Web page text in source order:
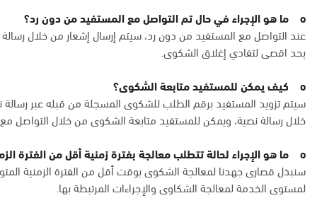
o ما هو الإجراء في حال تم التواصل مع المستفيد من دون رد؟
بحد اقصى لتفادي إغلاق الشكوى.
o كيف يمكن للمستفيد متابعة الشكوى؟
سيتم تزويد المستفيد برقم الطلب للشكوى المسجلة من قبله عبر
خلال رسالة نصية، ويمكن للمستفيد متابعة الشكوى من خلال التواصل
o ما هو الإجراء لحالة تتطلب معالجة بفترة زمنية أقل من الفترة الزمنية المتوقعة لمعالجة الشكاوى؟
سنبذل قصارى جهدنا لمعالجة الشكوى بوقت أقل من الفترة الزمنية
لمستوى الخدمة لمعالجة الشكاوى والإجراءات المرتبطة بها.